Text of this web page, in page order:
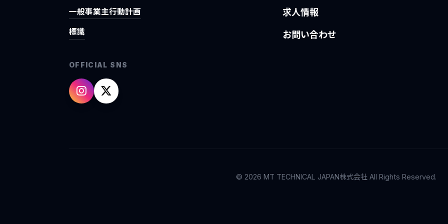
一般事業主行動計画
標識
OFFICIAL SNS
求人情報
お問い合わせ
© 2026 MT TECHNICAL JAPAN株式会社 All Rights Reserved.